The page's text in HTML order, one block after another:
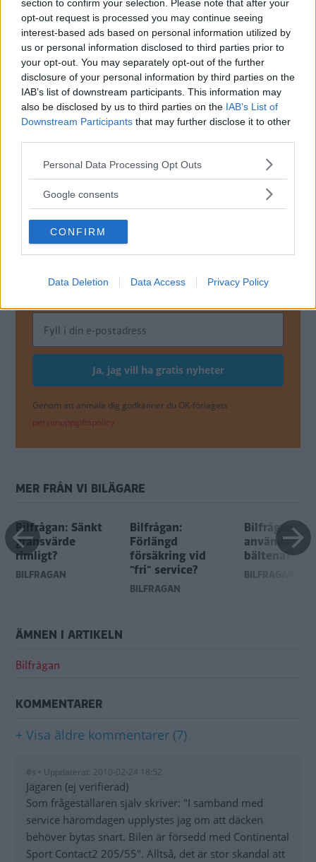
section to confirm your selection. Please note that after your
opt-out request is processed you may continue seeing
interest-based ads based on personal information utilized by
us or personal information disclosed to third parties prior to
your opt-out. You may separately opt-out of the further
disclosure of your personal information by third parties on the
IAB’s list of downstream participants. This information may
also be disclosed by us to third parties on the IAB’s List of
Downstream Participants that may further disclose it to other
Please note that this website/app uses one or more Google
not limited to your visit or usage behaviour. You may click to
use your data for below specified purposes in below Google
consent section.
Personal Data Processing Opt Outs
Google consents
CONFIRM
Data Deletion Data Access Privacy Policy
BILFRÅGAN
Genom att anmäla dig godkänner du OK-förlagets
personuppgiftspolicy.
MER FRÅN VI BILÄGARE
Bilfrågan: Sänkt
gränsvärde
rimligt?
BILFRÅGAN
Bilfrågan:
Förlängd
försäkring vid
"fri" service?
BILFRÅGAN
Bilfrågan:
används inte
bältena?
BILFRÅGAN
ÄMNEN I ARTIKELN
Bilfrågan
KOMMENTARER
+ Visa äldre kommentarer (7)
#s • Uppdaterat: 2010-02-24 18:52
Jägaren (ej verifierad)
Som frågeställaren själv skriver: "I samband med
service häromdagen upplystes jag om att däcken
behöver bytas snart. Bilen är försedd med Continental
Sport Contact2 205/55". Alltså, det är stor skandal att